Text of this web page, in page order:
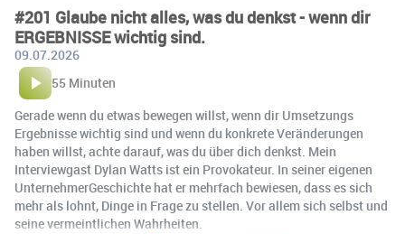
#201 Glaube nicht alles, was du denkst - wenn dir
ERGEBNISSE wichtig sind.
09.07.2026
55 Minuten
Gerade wenn du etwas bewegen willst, wenn dir Umsetzungs
Ergebnisse wichtig sind und wenn du konkrete Veränderungen
haben willst, achte darauf, was du über dich denkst. Mein
Interviewgast Dylan Watts ist ein Provokateur. In seiner eigenen
UnternehmerGeschichte hat er mehrfach bewiesen, dass es sich
mehr als lohnt, Dinge in Frage zu stellen. Vor allem sich selbst und
seine vermeintlichen Wahrheiten.